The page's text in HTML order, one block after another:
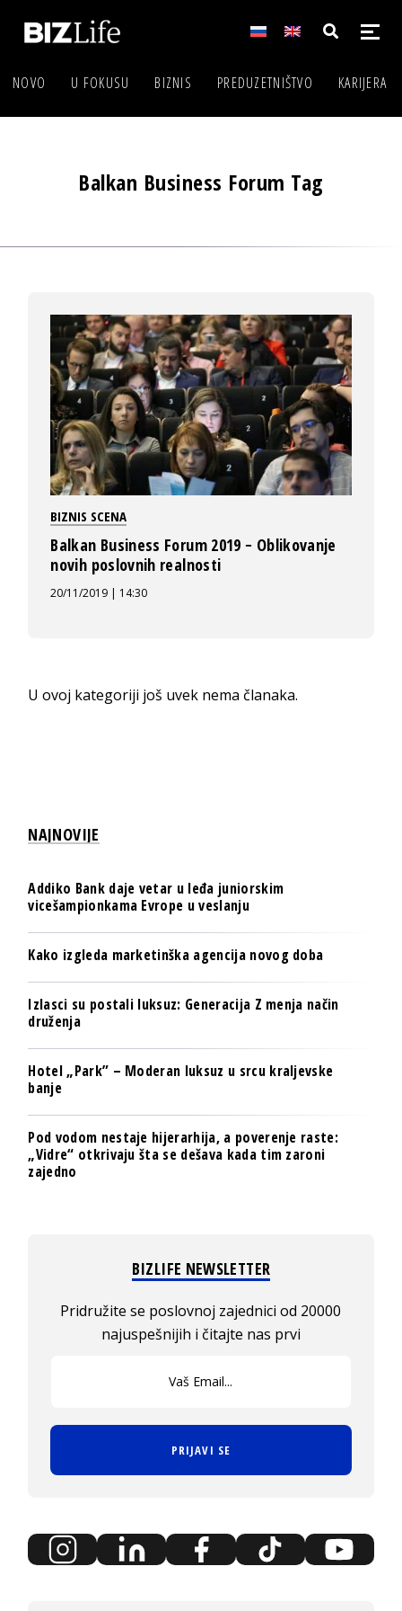
NOVO U FOKUSU BIZNIS PREDUZETNIŠTVO KARIJERA
Balkan Business Forum Tag
BIZNIS SCENA
Balkan Business Forum 2019 − Oblikovanje
novih poslovnih realnosti
20/11/2019 | 14:30
U ovoj kategoriji još uvek nema članaka.
NAJNOVIJE
Addiko Bank daje vetar u leđa juniorskim
vicešampionkama Evrope u veslanju
Kako izgleda marketinška agencija novog doba
Izlasci su postali luksuz: Generacija Z menja način
druženja
Hotel „Park” – Moderan luksuz u srcu kraljevske
banje
Pod vodom nestaje hijerarhija, a poverenje raste:
„Vidre“ otkrivaju šta se dešava kada tim zaroni
zajedno
BIZLIFE NEWSLETTER
Pridružite se poslovnoj zajednici od 20000
najuspešnijih i čitajte nas prvi
PRIJAVI SE